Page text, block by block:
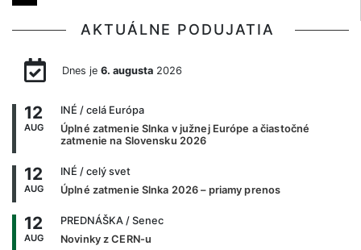
AKTUÁLNE PODUJATIA
Dnes je 6. augusta2026
12
AUG
INÉ / celá Európa
Úplné zatmenie Slnka v južnej Európe a čiastočné
zatmenie na Slovensku 2026
12
AUG
INÉ / celý svet
Úplné zatmenie Slnka 2026 – priamy prenos
12
AUG
PREDNÁŠKA / Senec
Novinky z CERN-u